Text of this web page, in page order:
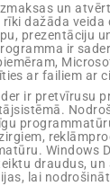
un
dažāda veida
prezentāciju
ir
ar failiem ar
ir pretvīrusu
Windows
draudus,
lai